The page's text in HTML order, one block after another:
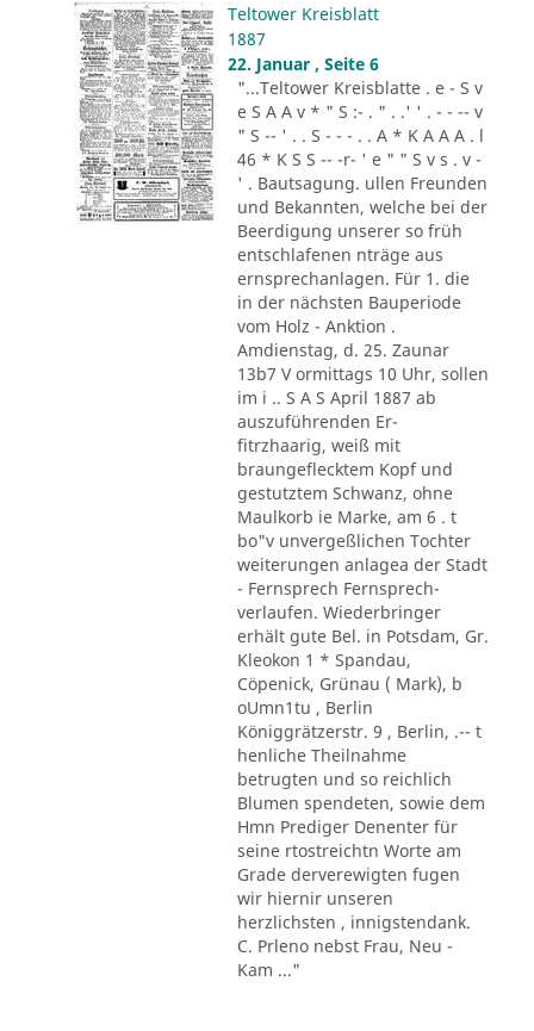
Teltower Kreisblatt
1887
22. Januar , Seite 6
"...Teltower Kreisblatte . e - S v
e S A A v * " S :- . " . .' ' . - - -- v
" S -- ' . . S - - - . . A * K A A A . l
46 * K S S -- -r- ' e " " S v s . v -
' . Bautsagung. ullen Freunden
und Bekannten, welche bei der
Beerdigung unserer so früh
entschlafenen nträge aus
ernsprechanlagen. Für 1. die
in der nächsten Bauperiode
vom Holz - Anktion .
Amdienstag, d. 25. Zaunar
13b7 V ormittags 10 Uhr, sollen
im i .. S A S April 1887 ab
auszuführenden Er-
fitrzhaarig, weiß mit
braungeflecktem Kopf und
gestutztem Schwanz, ohne
Maulkorb ie Marke, am 6 . t
bo"v unvergeßlichen Tochter
weiterungen anlagea der Stadt
- Fernsprech Fernsprech-
verlaufen. Wiederbringer
erhält gute Bel. in Potsdam, Gr.
Kleokon 1 * Spandau,
Cöpenick, Grünau ( Mark), b
oUmn1tu , Berlin
Königgrätzerstr. 9 , Berlin, .-- t
henliche Theilnahme
betrugten und so reichlich
Blumen spendeten, sowie dem
Hmn Prediger Denenter für
seine rtostreichtn Worte am
Grade derverewigten fugen
wir hiernir unseren
herzlichsten , innigstendank.
C. Prleno nebst Frau, Neu -
Kam ..."